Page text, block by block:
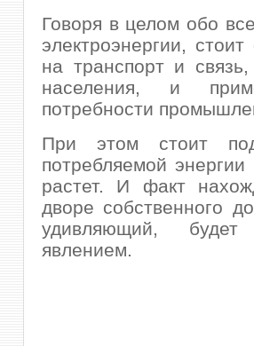
Говоря в целом обо
электроэнергии,
на транспорт и
населения, и
потребности
При этом стоит
потребляемой
растет. И факт
дворе собственного
удивляющий,
явлением.